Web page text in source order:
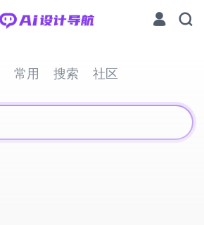
常用 搜索 社区